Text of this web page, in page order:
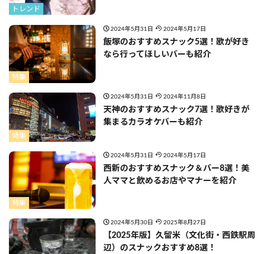
トレンド
特集
2024年5月31日 2024年5月17日
飯塚のおすすめスナック5選！歌が好き
なら行ってほしいバーも紹介
特集
2024年5月31日 2024年11月8日
天神のおすすめスナック7選！歌好きが
集まるカラオケバーも紹介
特集
2024年5月31日 2024年5月17日
西新のおすすめスナック＆バー8選！美
人ママと飲めるお店やマナーを紹介
2024年5月30日 2025年8月27日
【2025年版】久留米（文化街・西鉄駅周
辺）のスナックおすすめ8選！